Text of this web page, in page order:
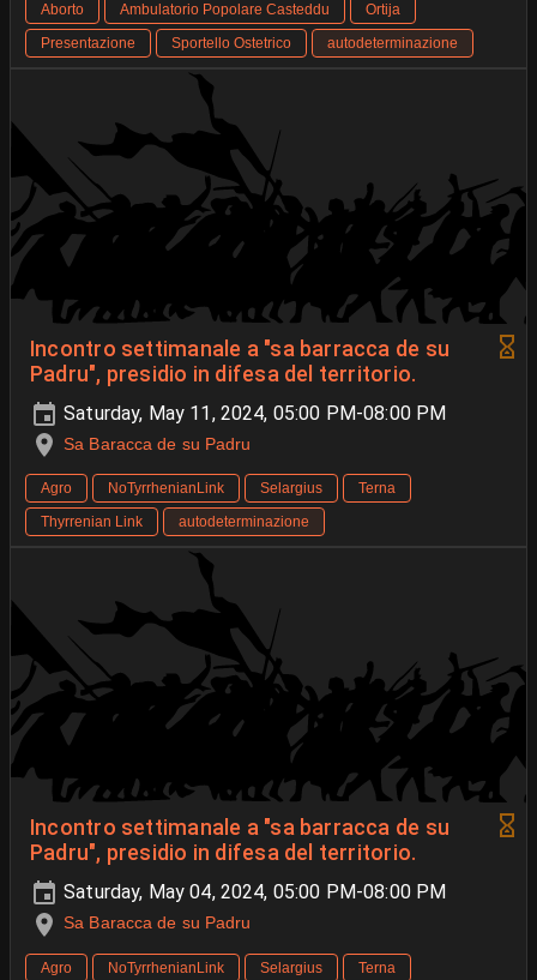
Aborto Ambulatorio Popolare Casteddu
Ortija
Presentazione
Sportello Ostetrico autodeterminazione
Incontro settimanale a "sa barracca de su
Padru", presidio in difesa del territorio.
Saturday, May 11, 2024, 05:00 PM-08:00 PM
Sa Baracca de su Padru
Agro NoTyrrhenianLink Selargius
Terna
Thyrrenian Link
autodeterminazione
Incontro settimanale a "sa barracca de su
Padru", presidio in difesa del territorio.
Saturday, May 04, 2024, 05:00 PM-08:00 PM
Sa Baracca de su Padru
Agro NoTyrrhenianLink Selargius
Terna